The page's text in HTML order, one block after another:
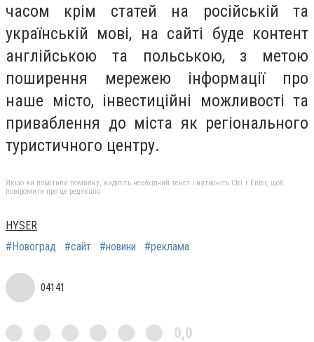
часом крім статей на російській та
українській мові, на сайті буде контент
англійською та польською, з метою
поширення мережею інформації про
наше місто, інвестиційні можливості та
приваблення до міста як регіонального
туристичного центру.
Якщо ви помітили помилку, виділіть необхідний текст і натисніть Ctrl + Enter, щоб
повідомити про це редакцію
HYSER
#Новоград
#сайт #новини #реклама
04141
0,0